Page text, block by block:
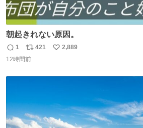
朝起きれない原因。
返
信
1
リ
ポ
421
い
2,889
12時間前